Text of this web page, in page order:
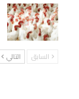
السابق التالي